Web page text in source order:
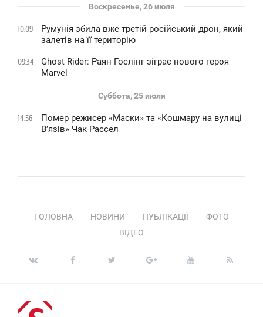
Воскресенье, 26 июля
10:09
Румунія збила вже третій російський дрон, який
залетів на її територію
09:34
Ghost Rider: Раян Гослінг зіграє нового героя
Marvel
Суббота, 25 июля
14:56
Помер режисер «Маски» та «Кошмару на вулиці
В’язів» Чак Рассел
ГОЛОВНА НОВИНИ ПУБЛІКАЦІЇ
ФОТО
ВІДЕО